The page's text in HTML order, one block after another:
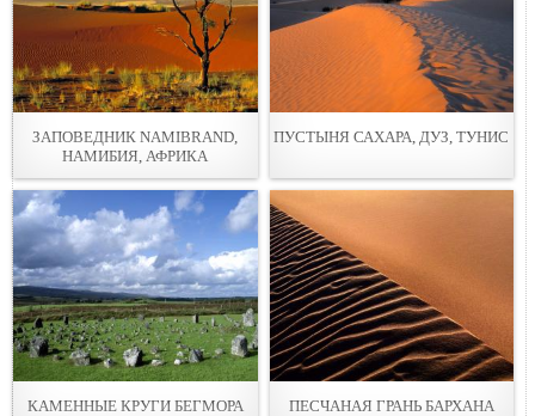
ЗАПОВЕДНИК NAMIBRAND,
НАМИБИЯ, АФРИКА
ПУСТЫНЯ САХАРА, ДУЗ, ТУНИС
КАМЕННЫЕ КРУГИ БЕГМОРА ПЕСЧАНАЯ ГРАНЬ БАРХАНА